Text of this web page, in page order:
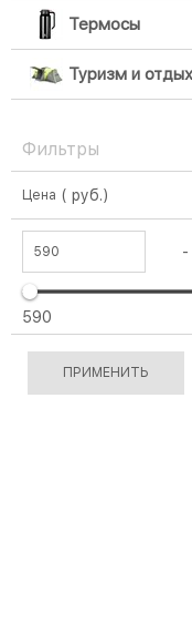
Термосы
Туризм и отдых
Фильтры
Цена ( руб.)
-
590